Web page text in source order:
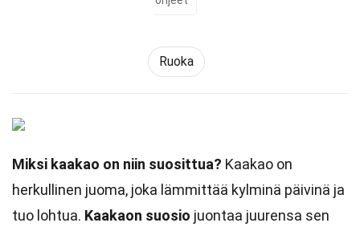
Ruoka
Miksi kaakao on niin suosittua? Kaakao on
herkullinen juoma, joka lämmittää kylminä päivinä ja
tuo lohtua. Kaakaon suosio juontaa juurensa sen